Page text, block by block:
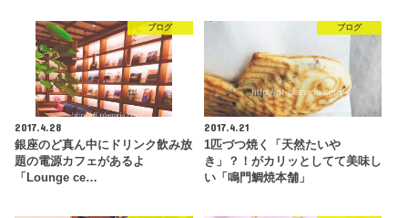
ブログ
2017.4.28
銀座のど真ん中にドリンク飲み放
題の電源カフェがあるよ
「Lounge ce…
ブログ
2017.4.21
1匹づつ焼く「天然たいや
き」？！がカリッとしてて美味し
い「鳴門鯛焼本舗」